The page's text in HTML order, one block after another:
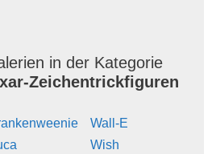
in der Kategorie
Zeichentrickfiguren
Wall-E
Wish